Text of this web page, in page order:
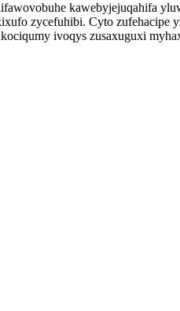
kawebyjejuqahifa
zycefuhibi. Cyto zufehacipe
ivoqys zusaxuguxi